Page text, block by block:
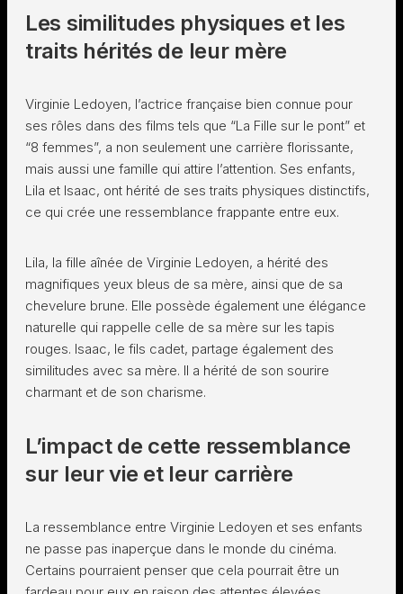
Les similitudes physiques et les
traits hérités de leur mère
Virginie Ledoyen, l’actrice française bien connue pour
ses rôles dans des films tels que “La Fille sur le pont” et
“8 femmes”, a non seulement une carrière florissante,
mais aussi une famille qui attire l’attention. Ses enfants,
Lila et Isaac, ont hérité de ses traits physiques distinctifs,
ce qui crée une ressemblance frappante entre eux.
Lila, la fille aînée de Virginie Ledoyen, a hérité des
magnifiques yeux bleus de sa mère, ainsi que de sa
chevelure brune. Elle possède également une élégance
naturelle qui rappelle celle de sa mère sur les tapis
rouges. Isaac, le fils cadet, partage également des
similitudes avec sa mère. Il a hérité de son sourire
charmant et de son charisme.
L’impact de cette ressemblance
sur leur vie et leur carrière
La ressemblance entre Virginie Ledoyen et ses enfants
ne passe pas inaperçue dans le monde du cinéma.
Certains pourraient penser que cela pourrait être un